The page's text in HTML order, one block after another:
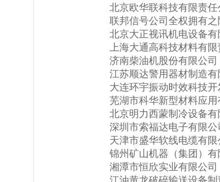
北京欧华联科技有限责任
联邦信号公司全权拥有
北京大正视讯机电设备有
上海大通高科技材料有
济南柴油机股份有限公司
江苏顺达警用器材制造有
大连环宇振动时效科技
芜湖市科华新型材料应
北京明力西蒙制冷设备有
深圳市索福达电子有限公
天津市盛华软线电缆有限
锦州矿山机器（集团）有
湘潭市恒欣实业有限公司